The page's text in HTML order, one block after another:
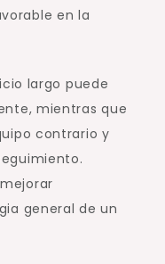
en la
largo puede
mientras que
contrario y
general de un